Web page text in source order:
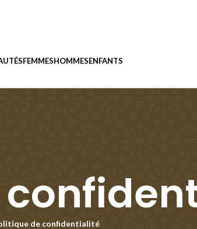
FEMMESHOMMESENFANTS
de confidentialité